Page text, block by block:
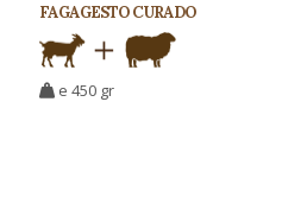
FAGAGESTO CURADO
e 450 gr